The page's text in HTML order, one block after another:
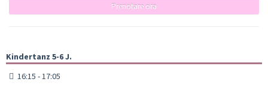
Prenotare ora
Kindertanz 5-6 J.
16:15 - 17:05